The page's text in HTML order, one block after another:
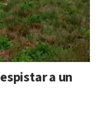
a un